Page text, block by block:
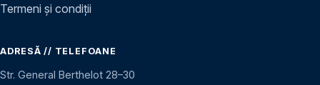
Termeni și condiții
ADRESĂ // TELEFOANE
Str. General Berthelot 28–30